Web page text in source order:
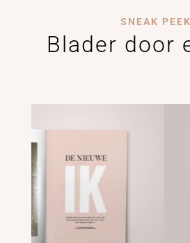
SNEAK PEEK
Blader door